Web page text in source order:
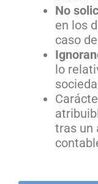
No
en los
caso
lo
tras un